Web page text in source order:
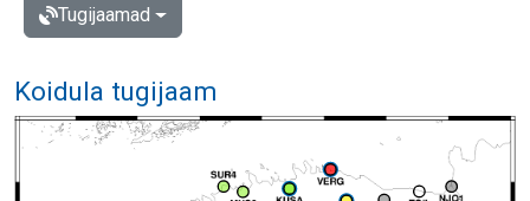
Tugijaamad
Koidula tugijaam